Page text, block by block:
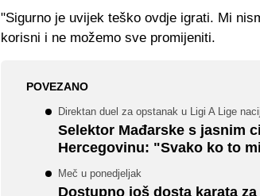
"Sigurno je uvijek teško ovdje igrati. Mi
korisni i ne možemo sve promijeniti.
POVEZANO
Direktan duel za opstanak u Ligi A Lige
Selektor Mađarske s jasnim
Hercegovinu: "Svako ko to
Meč u ponedjeljak
Dostupno još dosta karata